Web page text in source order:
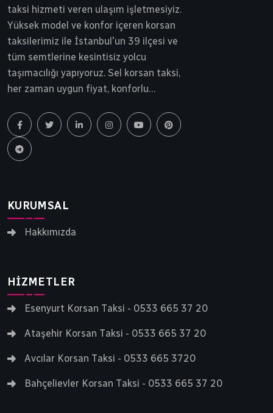
taksi hizmeti veren ulaşım işletmesiyiz.
Yüksek model ve konfor içeren korsan
taksilerimiz ile İstanbul'un 39 ilçesi ve
tüm semtlerine kesintisiz yolcu
taşımacılığı yapıyoruz. Sel korsan taksi,
her zaman uygun fiyat, konforlu
ödün vermeden yollarda ilerlemektedir.
İstanbul korsan taksi, Sel Transfer 30
yılı aşkın bir süredir siz ve sevdiklerinizi
KURUMSAL
Hakkımızda
HIZMETLER
Esenyurt Korsan Taksi - 0533 665 37 20
Ataşehir Korsan Taksi - 0533 665 37 20
Avcılar Korsan Taksi - 0533 665 3720
Bahçelievler Korsan Taksi - 0533 665 37 20